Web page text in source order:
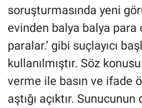
soruşturmasında yeni
evinden balya balya para
paralar.’ gibi suçlayıcı
kullanılmıştır. Söz
verme ile basın ve ifade
aştığı açıktır.